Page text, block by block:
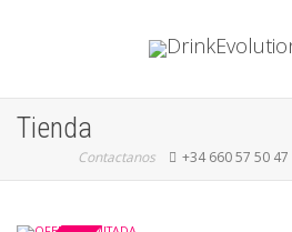
Tienda
Contactanos +34 660 57 50